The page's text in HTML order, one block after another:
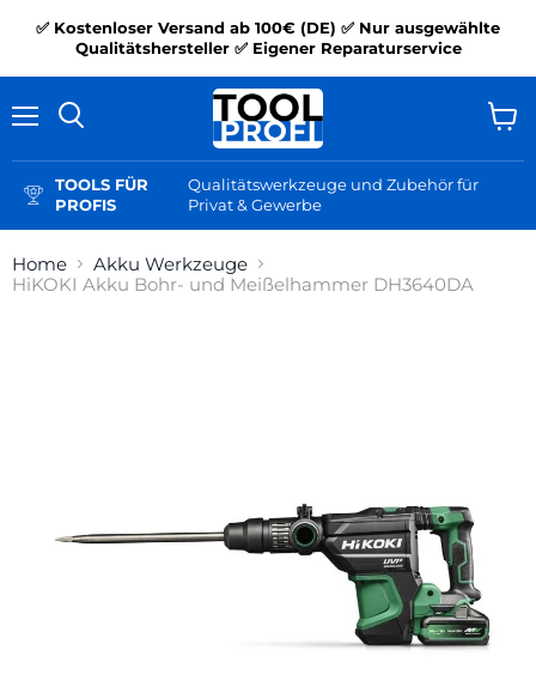
✅ Kostenloser Versand ab 100€ (DE) ✅ Nur ausgewählte
Qualitätshersteller ✅ Eigener Reparaturservice
TOOLS FÜR
PROFIS
Qualitätswerkzeuge und Zubehör für
Privat & Gewerbe
Home
Akku Werkzeuge
HiKOKI Akku Bohr- und Meißelhammer DH3640DA